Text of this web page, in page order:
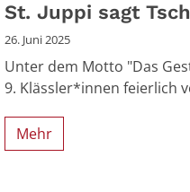
St. Juppi sagt
26. Juni 2025
Unter dem Motto "Das
9. Klässler*innen feierlich
Mehr